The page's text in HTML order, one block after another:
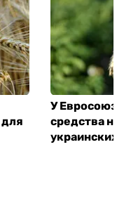
для
У
средства